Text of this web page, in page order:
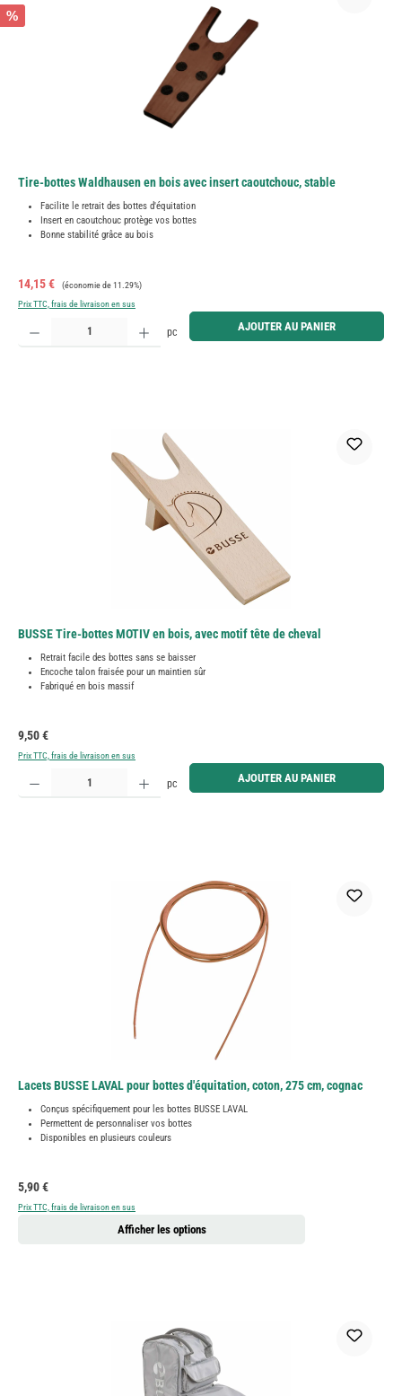
%
Tire-bottes Waldhausen en bois avec insert caoutchouc, stable
Facilite le retrait des bottes d'équitation
Insert en caoutchouc protège vos bottes
Bonne stabilité grâce au bois
Prix de vente :
14,15 € Prix régulier :
(économie de 11.29%)
Prix TTC, frais de livraison en sus
Quantité de produit : Entrez la quantité souhaitée ou utilisez les boutons pour augmenter ou
pc AJOUTER AU PANIER
BUSSE Tire-bottes MOTIV en bois, avec motif tête de cheval
Retrait facile des bottes sans se baisser
Encoche talon fraisée pour un maintien sûr
Fabriqué en bois massif
Prix régulier :
9,50 €
Prix TTC, frais de livraison en sus
Quantité de produit : Entrez la quantité souhaitée ou utilisez les boutons pour augmenter ou
pc AJOUTER AU PANIER
Lacets BUSSE LAVAL pour bottes d'équitation, coton, 275 cm, cognac
Conçus spécifiquement pour les bottes BUSSE LAVAL
Permettent de personnaliser vos bottes
Disponibles en plusieurs couleurs
Prix régulier :
5,90 €
Prix TTC, frais de livraison en sus
Afficher les options